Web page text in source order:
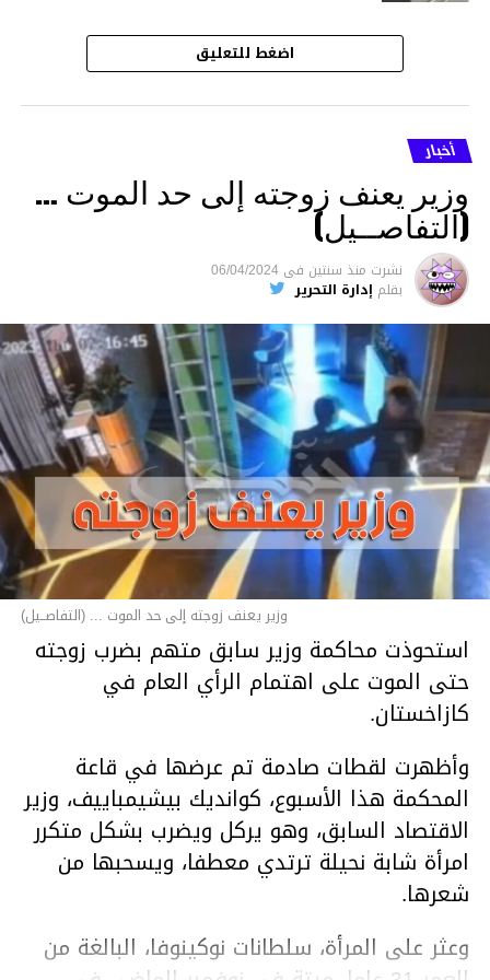
اضغط للتعليق
أخبار
وزير يعنف زوجته إلى حد الموت …
(التفاصــيل)
نشرت منذ سنتين فى 06/04/2024
بقلم إدارة التحرير
وزير يعنف زوجته إلى حد الموت ... (التفاصــيل)
استحوذت محاكمة وزير سابق متهم بضرب زوجته
حتى الموت على اهتمام الرأي العام في
كازاخستان.
وأظهرت لقطات صادمة تم عرضها في قاعة
المحكمة هذا الأسبوع، كوانديك بيشيمباييف، وزير
الاقتصاد السابق، وهو يركل ويضرب بشكل متكرر
امرأة شابة نحيلة ترتدي معطفا، ويسحبها من
شعرها.
وعثر على المرأة، سلطانات نوكينوفا، البالغة من